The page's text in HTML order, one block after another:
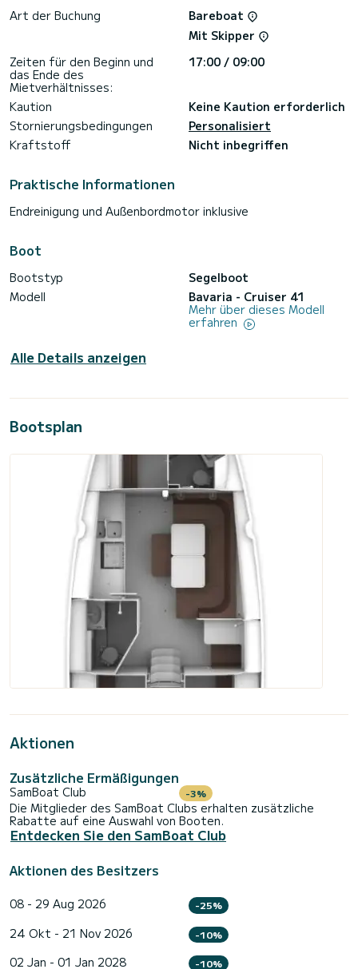
Dieses Boot ist mit einem Rollgroßsegel und einer Rollgenua
ausgestattet. Es verfügt über folgende Ausstattung:
Autopilot, Außenbordmotor, Bugstrahlruder, Badeplattform.
Wir laden Sie ein, direkt über die Plattform ein Angebot
anzufordern. Wir werden uns mit unseren besten Angeboten
Art der Buchung
Bareboat
Mit Skipper
Zeiten für den Beginn und
das Ende des
Mietverhältnisses:
17:00 / 09:00
Kaution
Keine Kaution erforderlich
Stornierungsbedingungen
Personalisiert
Kraftstoff
Nicht inbegriffen
Praktische Informationen
Endreinigung und Außenbordmotor inklusive
Boot
Bootstyp
Segelboot
Modell
Bavaria - Cruiser 41
Mehr über dieses Modell
erfahren
Alle Details anzeigen
Bootsplan
Aktionen
Zusätzliche Ermäßigungen
SamBoat Club -3%
Die Mitglieder des SamBoat Clubs erhalten zusätzliche
Rabatte auf eine Auswahl von Booten.
Entdecken Sie den SamBoat Club
Aktionen des Besitzers
08 - 29 Aug 2026 -25%
24 Okt - 21 Nov 2026 -10%
02 Jan - 01 Jan 2028 -10%